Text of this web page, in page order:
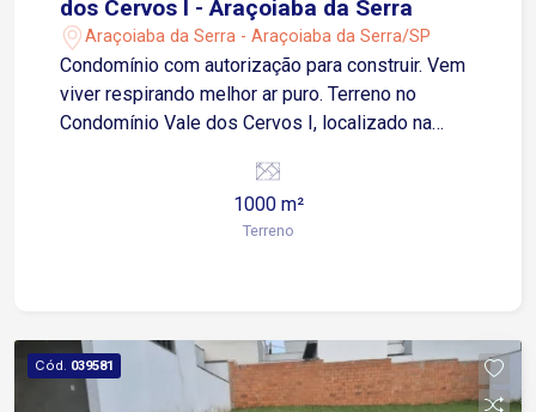
dos Cervos I - Araçoiaba da Serra
Araçoiaba da Serra - Araçoiaba da Serra/SP
Condomínio com autorização para construir. Vem
viver respirando melhor ar puro. Terreno no
Condomínio Vale dos Cervos I, localizado na
Raposo Tavares. Lado esquerdo e direito com:
50,00m Área do Total do Terreno: 20,00 X 50,00 =
1000 m²
Terreno
Cód. 039581